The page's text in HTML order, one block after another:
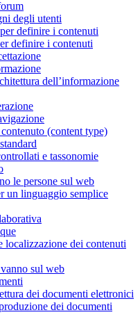
degli utenti
definire i contenuti
definire i contenuti
dell’informazione
(content type)
e tassonomie
le persone sul web
un linguaggio semplice
localizzazione dei contenuti
sul web
dei documenti elettronici
dei documenti